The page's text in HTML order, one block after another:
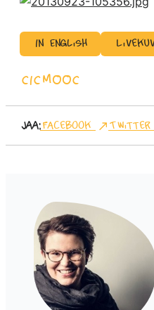
In English
CICMOOC
Jaa:Facebook Twitter